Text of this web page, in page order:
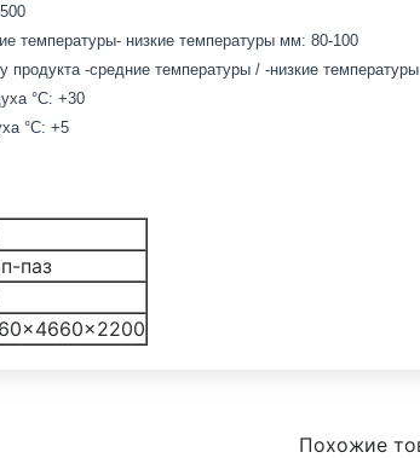
температуры- низкие температуры мм: 80-100
продукта -средние температуры / -низкие
°С: +30
°С: +5
паз
Похожие